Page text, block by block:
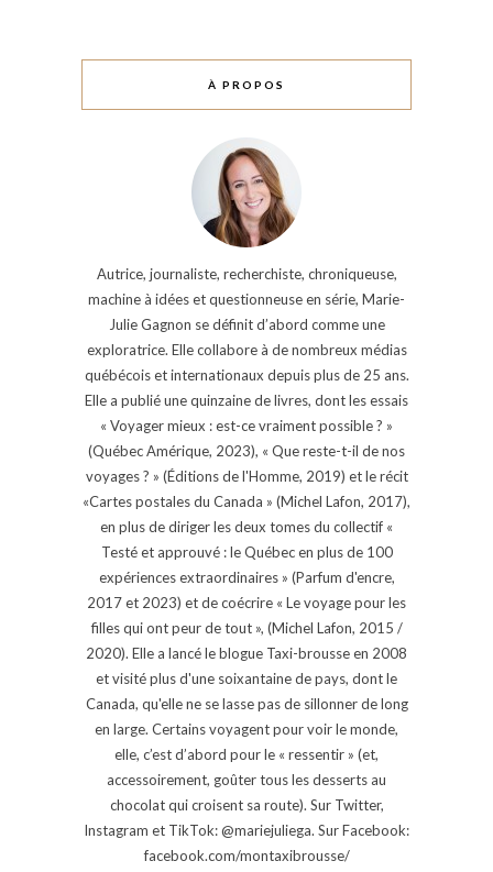
À PROPOS
Autrice, journaliste, recherchiste, chroniqueuse,
machine à idées et questionneuse en série, Marie-
Julie Gagnon se définit d’abord comme une
exploratrice. Elle collabore à de nombreux médias
québécois et internationaux depuis plus de 25 ans.
Elle a publié une quinzaine de livres, dont les essais
« Voyager mieux : est-ce vraiment possible ? »
(Québec Amérique, 2023), « Que reste-t-il de nos
voyages ? » (Éditions de l'Homme, 2019) et le récit
«Cartes postales du Canada » (Michel Lafon, 2017),
en plus de diriger les deux tomes du collectif «
Testé et approuvé : le Québec en plus de 100
expériences extraordinaires » (Parfum d'encre,
2017 et 2023) et de coécrire « Le voyage pour les
filles qui ont peur de tout », (Michel Lafon, 2015 /
2020). Elle a lancé le blogue Taxi-brousse en 2008
et visité plus d'une soixantaine de pays, dont le
Canada, qu'elle ne se lasse pas de sillonner de long
en large. Certains voyagent pour voir le monde,
elle, c’est d’abord pour le « ressentir » (et,
accessoirement, goûter tous les desserts au
chocolat qui croisent sa route). Sur Twitter,
Instagram et TikTok: @mariejuliega. Sur Facebook:
facebook.com/montaxibrousse/